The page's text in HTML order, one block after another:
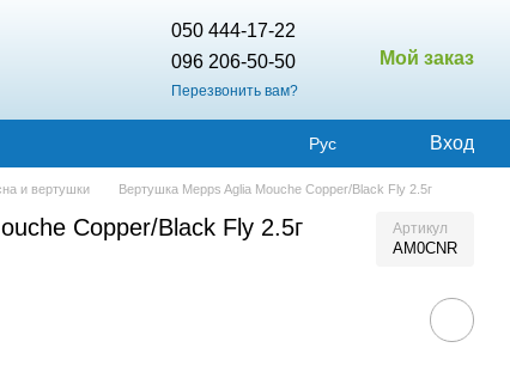
050 444-17-22
096 206-50-50
Перезвонить вам?
Мой заказ
Рус Вход
и вертушки Вертушка Mepps Aglia Mouche Copper/Black Fly 2.5г
Copper/Black Fly 2.5г Артикул
AM0CNR